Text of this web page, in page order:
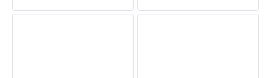
Vintage Style และที่นั่งไม้ที่
Vintage Style และที่นั่งไม้ที่